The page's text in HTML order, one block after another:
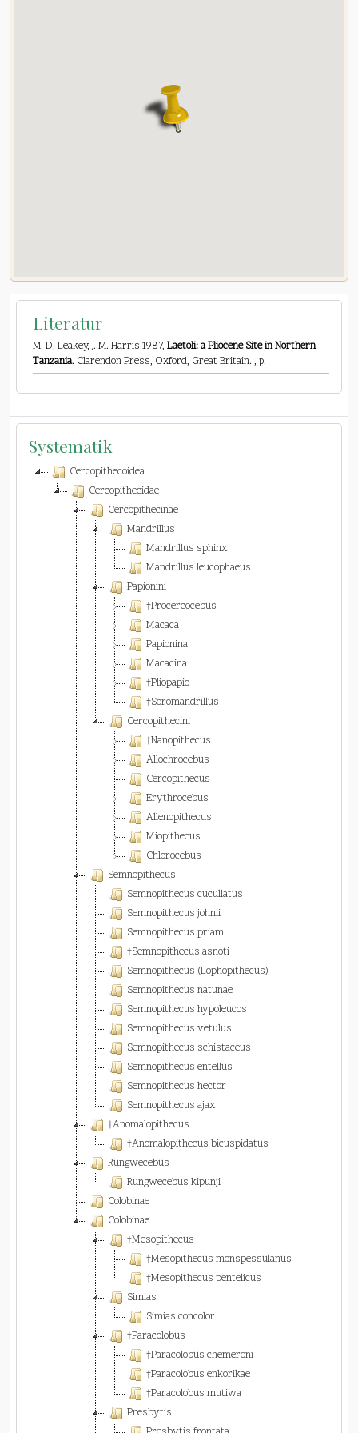
Literatur
M. D. Leakey, J. M. Harris 1987, Laetoli: a Pliocene Site in Northern
Tanzania. Clarendon Press, Oxford, Great Britain. , p.
Systematik
Cercopithecoidea
Cercopithecidae
Cercopithecinae
Mandrillus
Mandrillus sphinx
Mandrillus leucophaeus
Papionini
†Procercocebus
Macaca
Papionina
Macacina
†Pliopapio
†Soromandrillus
Cercopithecini
†Nanopithecus
Allochrocebus
Cercopithecus
Erythrocebus
Allenopithecus
Miopithecus
Chlorocebus
Semnopithecus
Semnopithecus cucullatus
Semnopithecus johnii
Semnopithecus priam
†Semnopithecus asnoti
Semnopithecus (Lophopithecus)
Semnopithecus natunae
Semnopithecus hypoleucos
Semnopithecus vetulus
Semnopithecus schistaceus
Semnopithecus entellus
Semnopithecus hector
Semnopithecus ajax
†Anomalopithecus
†Anomalopithecus bicuspidatus
Rungwecebus
Rungwecebus kipunji
Colobinae
Colobinae
†Mesopithecus
†Mesopithecus monspessulanus
†Mesopithecus pentelicus
Simias
Simias concolor
†Paracolobus
†Paracolobus chemeroni
†Paracolobus enkorikae
†Paracolobus mutiwa
Presbytis